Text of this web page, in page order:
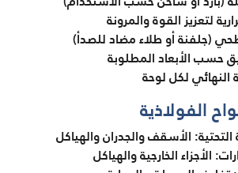
لتعزيز القوة والمرونة
(جلفنة أو طلاء مضاد للصدأ)
حسب الأبعاد المطلوبة
لكل لوحة
الفولاذية
التحتية: الأسقف والجدران والهياكل
الأجزاء الخارجية والهياكل